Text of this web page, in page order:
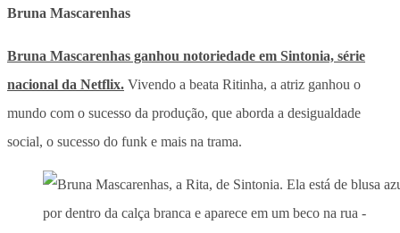
Bruna Mascarenhas
Bruna Mascarenhas ganhou notoriedade em Sintonia, série
nacional da Netflix. Vivendo a beata Ritinha, a atriz ganhou o
mundo com o sucesso da produção, que aborda a desigualdade
social, o sucesso do funk e mais na trama.